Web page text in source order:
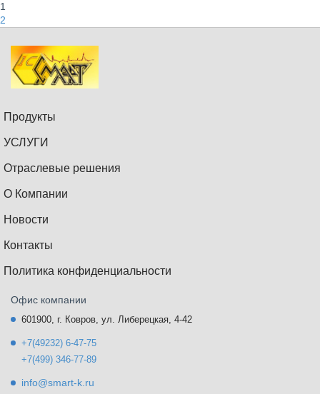
1
2
Продукты
УСЛУГИ
Отраслевые решения
О Компании
Новости
Контакты
Политика конфиденциальности
Офис компании
601900, г. Ковров, ул. Либерецкая, 4-42
+7(49232) 6-47-75
+7(499) 346-77-89
info@smart-k.ru